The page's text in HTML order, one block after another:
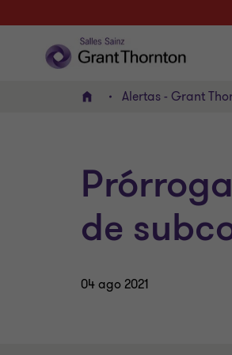
INICIO Alertas - Grant
de
04 ago 2021